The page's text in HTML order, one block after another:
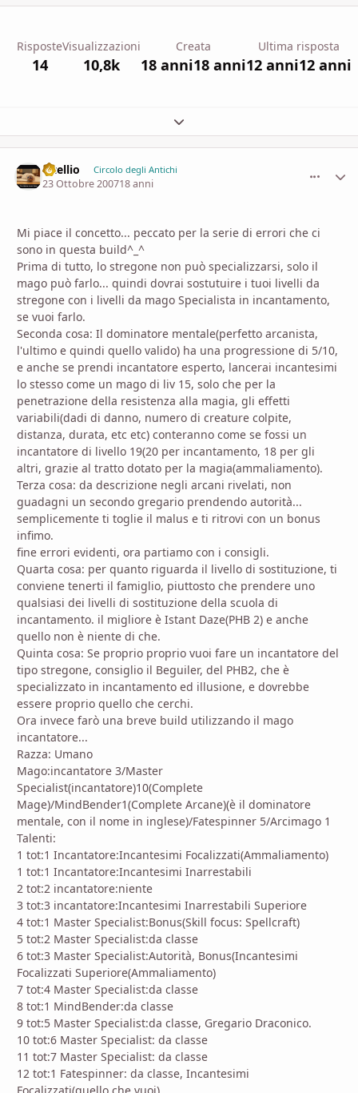
Risposte
14
Visualizzazioni
10,8k
Creata
18 anni18 anni
Ultima risposta
12 anni12 anni
Espandi panoramica del topic
vitellio Circolo degli Antichi
23 Ottobre 200718 anni
Mi piace il concetto... peccato per la serie di errori che ci
sono in questa build^_^
Prima di tutto, lo stregone non può specializzarsi, solo il
mago può farlo... quindi dovrai sostutuire i tuoi livelli da
stregone con i livelli da mago Specialista in incantamento,
se vuoi farlo.
Seconda cosa: Il dominatore mentale(perfetto arcanista,
l'ultimo e quindi quello valido) ha una progressione di 5/10,
e anche se prendi incantatore esperto, lancerai incantesimi
lo stesso come un mago di liv 15, solo che per la
penetrazione della resistenza alla magia, gli effetti
variabili(dadi di danno, numero di creature colpite,
distanza, durata, etc etc) conteranno come se fossi un
incantatore di livello 19(20 per incantamento, 18 per gli
altri, grazie al tratto dotato per la magia(ammaliamento).
Terza cosa: da descrizione negli arcani rivelati, non
guadagni un secondo gregario prendendo autorità...
semplicemente ti toglie il malus e ti ritrovi con un bonus
infimo.
fine errori evidenti, ora partiamo con i consigli.
Quarta cosa: per quanto riguarda il livello di sostituzione, ti
conviene tenerti il famiglio, piuttosto che prendere uno
qualsiasi dei livelli di sostituzione della scuola di
incantamento. il migliore è Istant Daze(PHB 2) e anche
quello non è niente di che.
Quinta cosa: Se proprio proprio vuoi fare un incantatore del
tipo stregone, consiglio il Beguiler, del PHB2, che è
specializzato in incantamento ed illusione, e dovrebbe
essere proprio quello che cerchi.
Ora invece farò una breve build utilizzando il mago
incantatore...
Razza: Umano
Mago:incantatore 3/Master
Specialist(incantatore)10(Complete
Mage)/MindBender1(Complete Arcane)(è il dominatore
mentale, con il nome in inglese)/Fatespinner 5/Arcimago 1
Talenti:
1 tot:1 Incantatore:Incantesimi Focalizzati(Ammaliamento)
1 tot:1 Incantatore:Incantesimi Inarrestabili
2 tot:2 incantatore:niente
3 tot:3 incantatore:Incantesimi Inarrestabili Superiore
4 tot:1 Master Specialist:Bonus(Skill focus: Spellcraft)
5 tot:2 Master Specialist:da classe
6 tot:3 Master Specialist:Autorità, Bonus(Incantesimi
Focalizzati Superiore(Ammaliamento)
7 tot:4 Master Specialist:da classe
8 tot:1 MindBender:da classe
9 tot:5 Master Specialist:da classe, Gregario Draconico.
10 tot:6 Master Specialist: da classe
11 tot:7 Master Specialist: da classe
12 tot:1 Fatespinner: da classe, Incantesimi